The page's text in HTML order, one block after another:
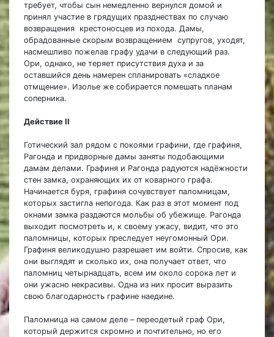
требует, чтобы сын немедленно вернулся домой и
принял участие в грядущих празднествах по случаю
возвращения крестоносцев из похода. Дамы,
обрадованные скорым возвращением супругов, уходят,
насмешливо пожелав графу удачи в следующий раз.
Ори, однако, не теряет присутствия духа и за
оставшийся день намерен спланировать «сладкое
отмщение». Изолье же собирается помешать планам
соперника.
Действие II
Готический зал рядом с покоями графини, где графиня,
Рагонда и придворные дамы заняты подобающими
дамам делами. Графиня и Рагонда радуются надёжности
стен замка, охраняющих их от коварного графа.
Начинается буря, графиня сочувствует паломницам,
которых застигла непогода. Как раз в этот момент под
окнами замка раздаются мольбы об убежище. Рагонда
выходит посмотреть и, к своему ужасу, видит, что это
паломницы, которых преследует неугомонный Ори.
Графиня великодушно разрешает им войти. Спросив, как
они выглядят и сколько их, она получает ответ, что
паломниц четырнадцать, всем им около сорока лет и
они ужасно некрасивы. Одна из них просит выразить
свою благодарность графине наедине.
Паломница на самом деле – переодетый граф Ори,
который держится скромно и почтительно, но его